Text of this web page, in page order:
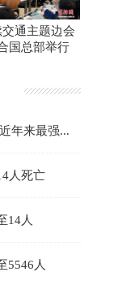
通主题边会
国总部举行
年来最强...
人死亡
14人
5546人